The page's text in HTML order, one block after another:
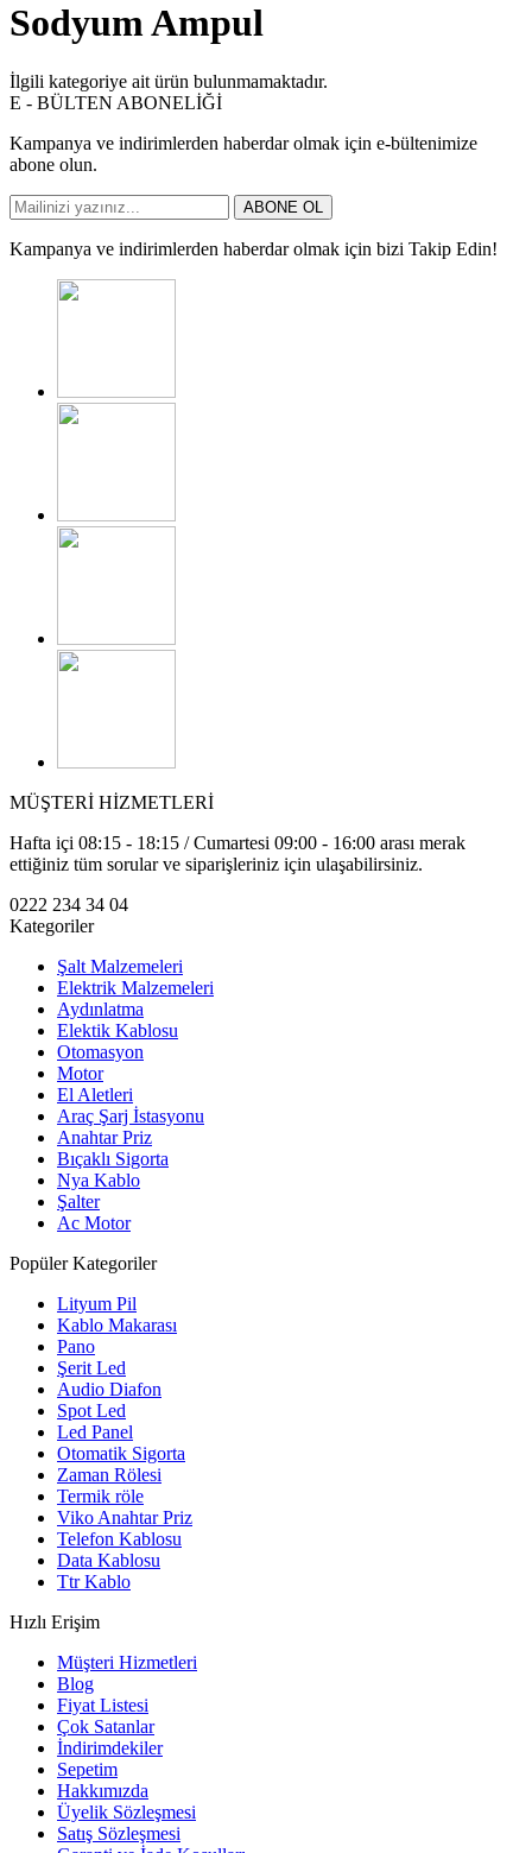
Sodyum Ampul
İlgili kategoriye ait ürün bulunmamaktadır.
E - BÜLTEN ABONELİĞİ
Kampanya ve indirimlerden haberdar olmak için e-bültenimize
abone olun.
ABONE OL
Kampanya ve indirimlerden haberdar olmak için bizi Takip Edin!
MÜŞTERİ HİZMETLERİ
Hafta içi 08:15 - 18:15 / Cumartesi 09:00 - 16:00 arası merak
ettiğiniz tüm sorular ve siparişleriniz için ulaşabilirsiniz.
0222 234 34 04
Kategoriler
Şalt Malzemeleri
Elektrik Malzemeleri
Aydınlatma
Elektik Kablosu
Otomasyon
Motor
El Aletleri
Araç Şarj İstasyonu
Anahtar Priz
Bıçaklı Sigorta
Nya Kablo
Şalter
Ac Motor
Popüler Kategoriler
Lityum Pil
Kablo Makarası
Pano
Şerit Led
Audio Diafon
Spot Led
Led Panel
Otomatik Sigorta
Zaman Rölesi
Termik röle
Viko Anahtar Priz
Telefon Kablosu
Data Kablosu
Ttr Kablo
Hızlı Erişim
Müşteri Hizmetleri
Blog
Fiyat Listesi
Çok Satanlar
İndirimdekiler
Sepetim
Hakkımızda
Üyelik Sözleşmesi
Satış Sözleşmesi